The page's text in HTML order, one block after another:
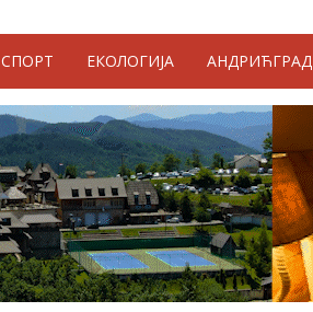
СПОРТ ЕКОЛОГИЈА АНДРИЋГРАД